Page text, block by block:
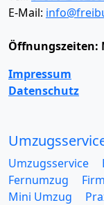
E-Mail:
Öffnungszeiten:
Impressum
Datenschutz
Umzugsservice
Fernumzug
Mini Umzug